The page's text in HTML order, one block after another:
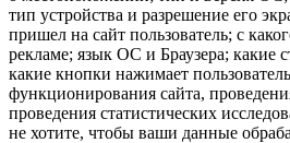
тип устройства и разрешение его
пришел на сайт пользователь; с
рекламе; язык ОС и Браузера; какие
какие кнопки нажимает
функционирования сайта,
проведения статистических
не хотите, чтобы ваши данные